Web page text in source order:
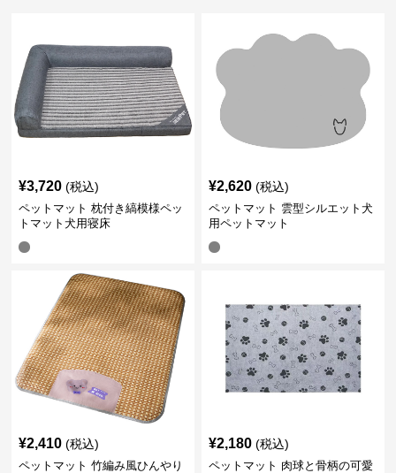
¥3,720 (税込)
ペットマット 枕付き縞模様ペッ
トマット犬用寝床
¥2,620 (税込)
ペットマット 雲型シルエット犬
用ペットマット
¥2,410 (税込)
ペットマット 竹編み風ひんやり
¥2,180 (税込)
ペットマット 肉球と骨柄の可愛